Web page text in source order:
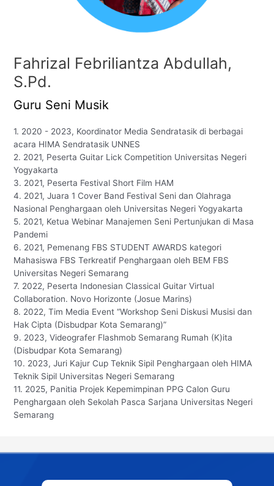
Fahrizal Febriliantza Abdullah,
S.Pd.
Guru Seni Musik
1. 2020 - 2023, Koordinator Media Sendratasik di berbagai
acara HIMA Sendratasik UNNES
2. 2021, Peserta Guitar Lick Competition Universitas Negeri
Yogyakarta
3. 2021, Peserta Festival Short Film HAM
4. 2021, Juara 1 Cover Band Festival Seni dan Olahraga
Nasional Penghargaan oleh Universitas Negeri Yogyakarta
5. 2021, Ketua Webinar Manajemen Seni Pertunjukan di Masa
Pandemi
6. 2021, Pemenang FBS STUDENT AWARDS kategori
Mahasiswa FBS Terkreatif Penghargaan oleh BEM FBS
Universitas Negeri Semarang
7. 2022, Peserta Indonesian Classical Guitar Virtual
Collaboration. Novo Horizonte (Josue Marins)
8. 2022, Tim Media Event “Workshop Seni Diskusi Musisi dan
Hak Cipta (Disbudpar Kota Semarang)”
9. 2023, Videografer Flashmob Semarang Rumah (K)ita
(Disbudpar Kota Semarang)
10. 2023, Juri Kajur Cup Teknik Sipil Penghargaan oleh HIMA
Teknik Sipil Universitas Negeri Semarang
11. 2025, Panitia Projek Kepemimpinan PPG Calon Guru
Penghargaan oleh Sekolah Pasca Sarjana Universitas Negeri
Semarang